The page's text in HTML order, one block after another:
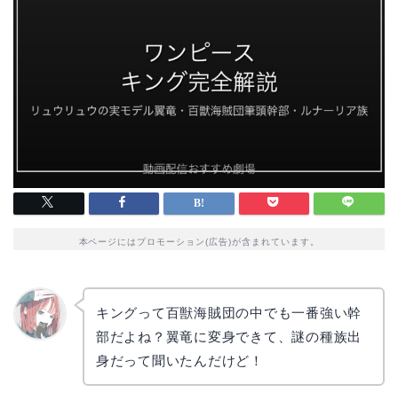
本ページにはプロモーション(広告)が含まれています。
キングって百獣海賊団の中でも一番強い幹
部だよね？翼竜に変身できて、謎の種族出
身だって聞いたんだけど！